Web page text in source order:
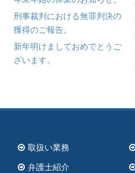
ョ
ン
刑事裁判における無罪判決の
獲得のご報告。
新年明けましておめでとうご
ざいます。
取扱い業務
弁護士紹介